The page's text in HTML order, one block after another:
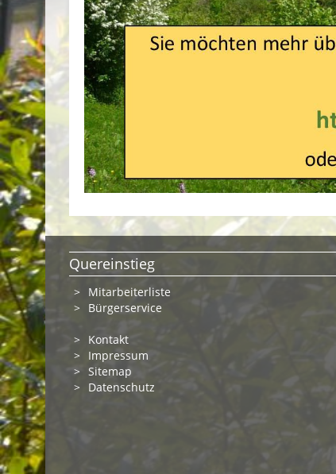
Quereinstieg
Mitarbeiterliste
Bürgerservice
Kontakt
Impressum
Sitemap
Datenschutz